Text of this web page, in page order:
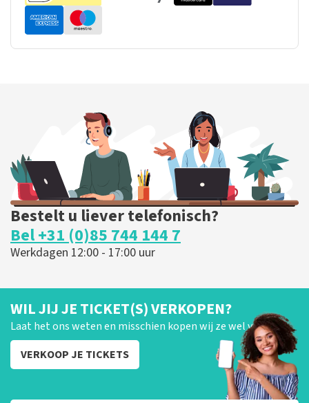
Bestelt u liever telefonisch?
Bel +31 (0)85 744 144 7
Werkdagen 12:00 - 17:00 uur
WIL JIJ JE TICKET(S) VERKOPEN?
Laat het ons weten en misschien kopen wij ze wel van je!
VERKOOP JE TICKETS